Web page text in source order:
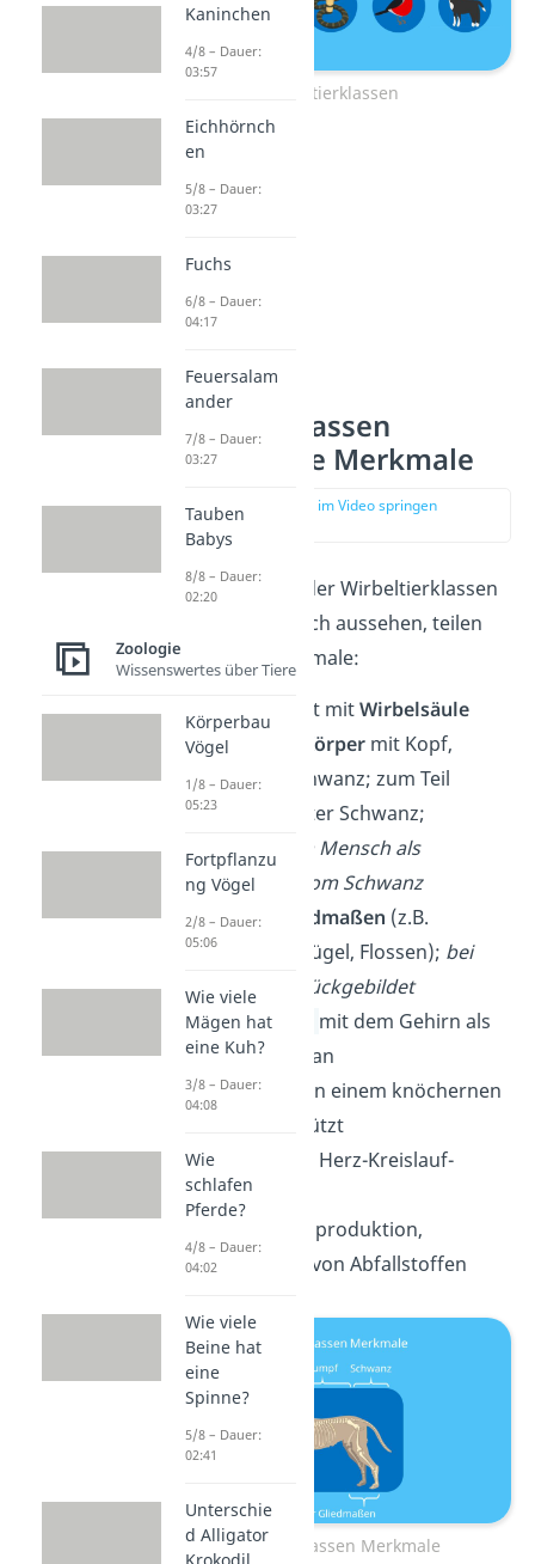
Wirbeltierklassen
Wirbeltierklassen
gemeinsame Merkmale
zur Stelle im Video springen
Obwohl die Tiere der Wirbeltierklassen
sehr unterschiedlich aussehen, teilen
sie folgende Merkmale:
Knochenskelett mitWirbelsäule
Gegliederter Körper mit Kopf,
Rumpf und Schwanz; zum Teil
zurückgebildeter Schwanz;
Steißbein beim Mensch als
Überbleibsel vom Schwanz
Zwei Paar
Gliedmaßen (z.B.
Arme/Beine, Flügel, Flossen); bei
Schlangen zurückgebildet
Nervensystem
mit dem Gehirn als
zentralem Organ
Gehirnwird von einem knöchernen
Schädel geschützt
Geschlossenes Herz-Kreislauf-
System
zur Harnproduktion,
Ausscheidung von Abfallstoffen
Wirbeltierklassen Merkmale
Kaninchen
4/8 – Dauer:
03:57
Eichhörnch
en
5/8 – Dauer:
03:27
Fuchs
6/8 – Dauer:
04:17
Feuersalam
ander
7/8 – Dauer:
03:27
Tauben
Babys
8/8 – Dauer:
02:20
Zoologie
Wissenswertes über Tiere
Körperbau
Vögel
1/8 – Dauer:
05:23
Fortpflanzu
ng Vögel
2/8 – Dauer:
05:06
Wie viele
Mägen hat
eine Kuh?
3/8 – Dauer:
04:08
Wie
schlafen
Pferde?
4/8 – Dauer:
04:02
Wie viele
Beine hat
eine
Spinne?
5/8 – Dauer:
02:41
Unterschie
d Alligator
Krokodil